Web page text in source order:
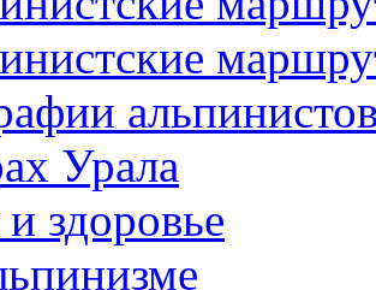
Урала
здоровье